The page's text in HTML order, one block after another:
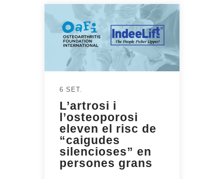
6 SET.
L’artrosi i
l’osteoporosi
eleven el risc de
“caigudes
silencioses” en
persones grans